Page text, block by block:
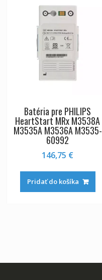
Batéria pre PHILIPS
HeartStart MRx M3538A
M3535A M3536A M3535-
60992
146,75 €
Pridať do košíka